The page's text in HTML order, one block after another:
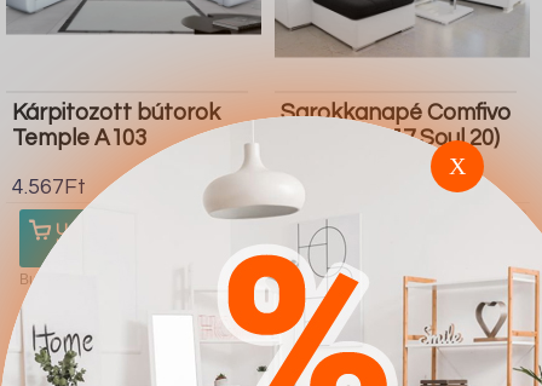
Kárpitozott bútorok
Temple A103
4.567Ft
Ugrás a
boltba
Butor1.hu
Sarokkanapé Comfivo
128 (Soft 017 Soul 20)
4.567Ft
Ugrás a
boltba
Butor1.hu
X